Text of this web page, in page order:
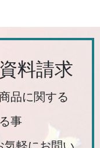
料請求
品に関する
事